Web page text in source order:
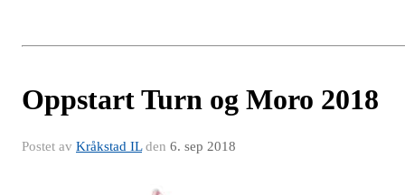
Oppstart Turn og Moro 2018
Postet av Kråkstad ILden 6. sep 2018